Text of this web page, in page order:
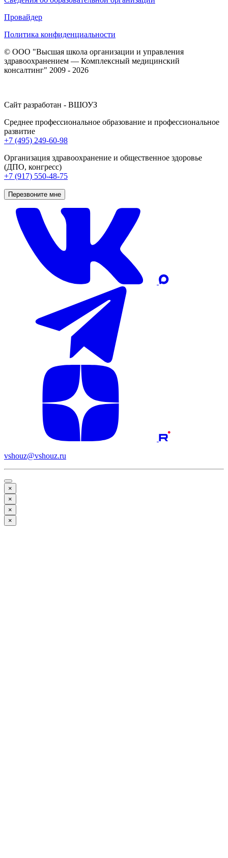
Провайдер
Политика конфиденциальности
© ООО "Высшая школа организации и управления
здравоохранением — Комплексный медицинский
консалтинг" 2009 - 2026
Сайт разработан - ВШОУЗ
Среднее профессиональное образование и профессиональное
развитие
+7 (495) 249-60-98
Организация здравоохранение и общественное здоровье
(ДПО, конгресс)
+7 (917) 550-48-75
Перезвоните мне
vshouz@vshouz.ru
×
×
×
×